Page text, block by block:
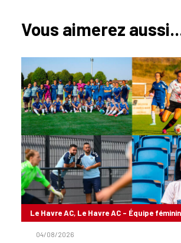
Vous aimerez
Le Havre AC, Le Havre AC - Équipe
04/08/2026